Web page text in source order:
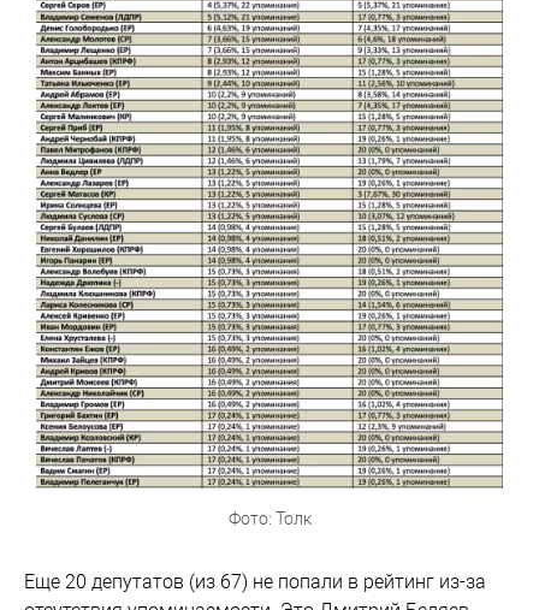
Фото: Толк
Еще 20 депутатов (из 67) не попали в рейтинг из-за